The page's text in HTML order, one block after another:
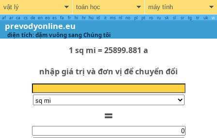
vật lý toán học máy tính
af ar ca cs de en eo es fa fr hi hr hu id it ms nl no pl pt ro ru sk sl sr tg tr uk vi
prevodyonline.eu
diện tích: dặm vuông sang Chúng tôi
1 sq mi = 25899.881 a
nhập giá trị và đơn vị để chuyển đổi
=